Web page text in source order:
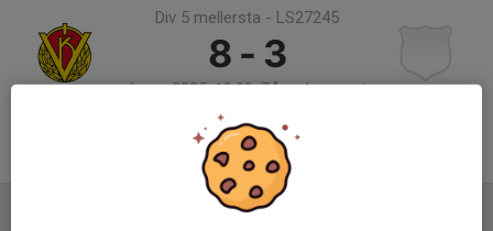
Div 5 mellersta - LS27245
8 - 3
6 nov 2025, 19:00, Tångahemmet
Samling 17:45